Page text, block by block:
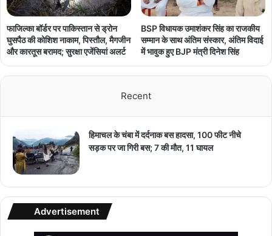
फाजिल्का बॉर्डर पर पाकिस्तान से ड्रोन
घुसपैठ की कोशिश नाकाम, पिस्तौल, मैगजीन
और कारतूस बरामद; सुरक्षा एजेंसियां अलर्ट
BSP विधायक उमाशंकर सिंह का राजकीय
सम्मान के साथ अंतिम संस्कार, अंतिम विदाई
में भावुक हुए BJP मंत्री दिनेश सिंह
Recent
हिमाचल के चंबा में दर्दनाक बस हादसा, 100 फीट नीचे
सड़क पर जा गिरी बस; 7 की मौत, 11 घायल
Advertisement